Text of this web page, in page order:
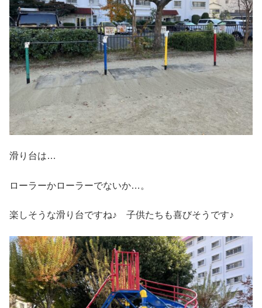
滑り台は…
ローラーかローラーでないか…。
楽しそうな滑り台ですね♪ 子供たちも喜びそうです♪